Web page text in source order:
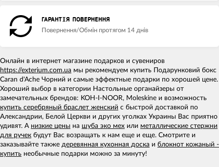
ГАРАНТІЯ ПОВЕРНЕННЯ
Повернення/Обмін протягом 14 днів
Онлайн в интернет магазине подарков и сувениров
https://exterium.com.ua мы рекомендуем купить Подарунковий бокс
Caran d'Ache Чорний и самые эффектные подарки по хорошей цене.
Хороший выбор в категории Настольные органайзеры от
замечательных брендов: KOH-I-NOOR, Moleskine и возможность
купить серебряный браслет женский с быстрой доставкой по
Александрии, Белой Церкви и других уголках Украины Вас приятно
удивят. А низкие цены на шуба эко мех или металлические стержни
для ручек будут Вас возращать к нам еще и еще. Смотрите и
заказывайте также деревянная кухонная доска и блокнот кожаный -
купить необычные подарки можно за минуту!